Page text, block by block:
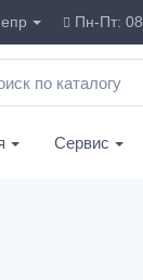
Пн-Пт:
Сервис